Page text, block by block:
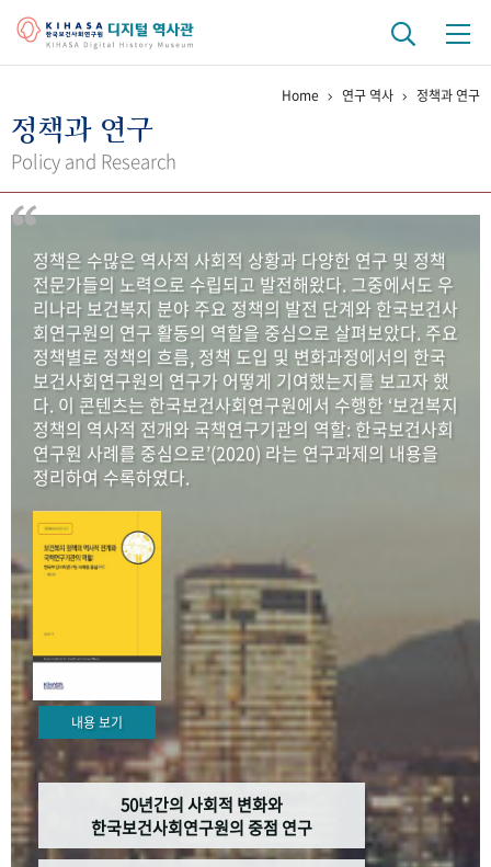
걸어온 길 기관 변천사
연구 역사
정책과 연구 키워드로 보는 연구 역사
연구자들
간행물 변천사
기록물 아카이브
사진 아카이브 문서 기록물 행정박물 영상 기록물
50+1주년 기념
성과 50선 숫자로 보는 50년
세계와 함께 한 KIHASA
VR 역사관
Home 연구 역사 정책과 연구
정책과 연구
Policy and Research
정책은 수많은 역사적 사회적 상황과 다양한 연구 및 정책
전문가들의 노력으로 수립되고 발전해왔다. 그중에서도 우
리나라 보건복지 분야 주요 정책의 발전 단계와 한국보건사
회연구원의 연구 활동의 역할을 중심으로 살펴보았다. 주요
정책별로 정책의 흐름, 정책 도입 및 변화과정에서의 한국
보건사회연구원의 연구가 어떻게 기여했는지를 보고자 했
다. 이 콘텐츠는 한국보건사회연구원에서 수행한 ‘보건복지
정책의 역사적 전개와 국책연구기관의 역할: 한국보건사회
연구원 사례를 중심으로’(2020) 라는 연구과제의 내용을
정리하여 수록하였다.
내용 보기
50년간의 사회적 변화와
한국보건사회연구원의 중점 연구